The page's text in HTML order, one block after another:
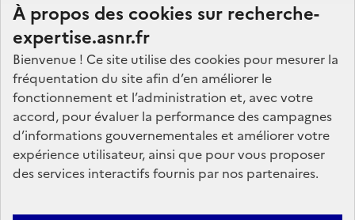
À propos des cookies sur recherche-
expertise.asnr.fr
Bienvenue ! Ce site utilise des cookies pour mesurer la
fréquentation du site afin d’en améliorer le
fonctionnement et l’administration et, avec votre
accord, pour évaluer la performance des campagnes
d’informations gouvernementales et améliorer votre
expérience utilisateur, ainsi que pour vous proposer
des services interactifs fournis par nos partenaires.
Nos marchés
Nos offres d'emploi
FAQ
Glossaire